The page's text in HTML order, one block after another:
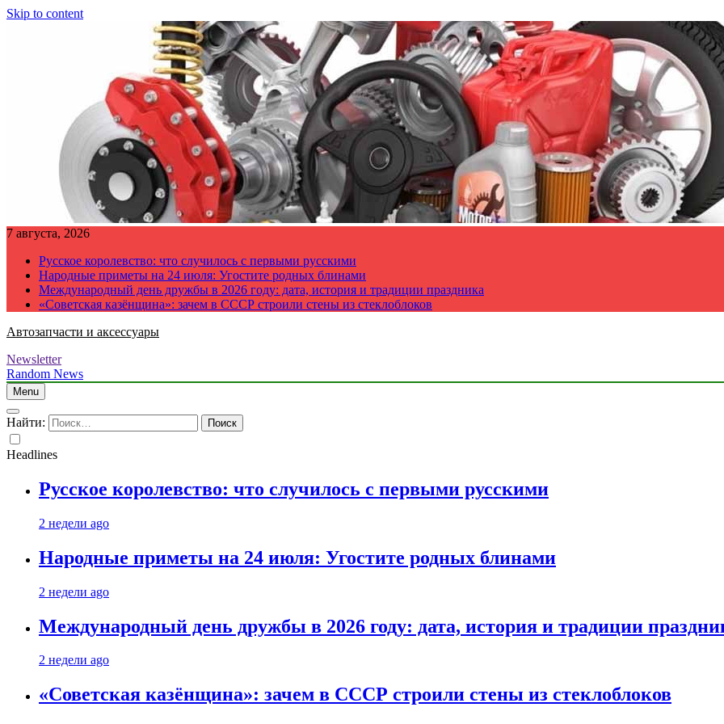
Skip to content
7 августа, 2026
Русское королевство: что случилось с первыми русскими
Народные приметы на 24 июля: Угостите родных блинами
Международный день дружбы в 2026 году: дата, история и традиции праздника
«Советская казёнщина»: зачем в СССР строили стены из стеклоблоков
Автозапчасти и аксессуары
Newsletter
Random News
Menu
Найти:
Headlines
Русское королевство: что случилось с первыми русскими
2 недели ago
Народные приметы на 24 июля: Угостите родных блинами
2 недели ago
Международный день дружбы в 2026 году: дата, история и традиции
2 недели ago
«Советская казёнщина»: зачем в СССР строили стены из стеклоблоков